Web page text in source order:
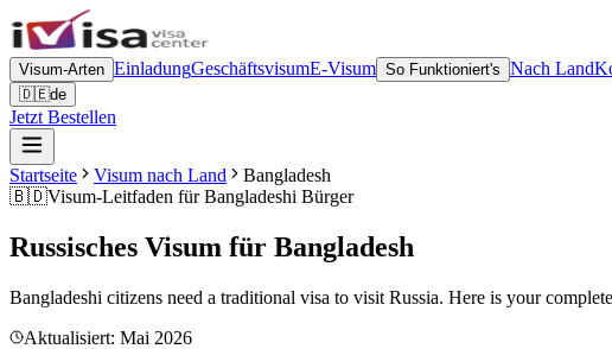
Visum-Arten EinladungGeschäftsvisumE-Visum So Funktioniert's Nach Land
🇩🇪de
Jetzt Bestellen
Startseite Visum nach Land
Bangladesh
🇧🇩Visum-Leitfaden für Bangladeshi Bürger
Russisches Visum für Bangladesh
Bangladeshi citizens need a traditional visa to visit Russia. Here is your
Aktualisiert: Mai 2026